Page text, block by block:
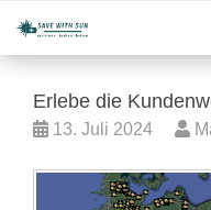
Erlebe die
13. Juli 2024